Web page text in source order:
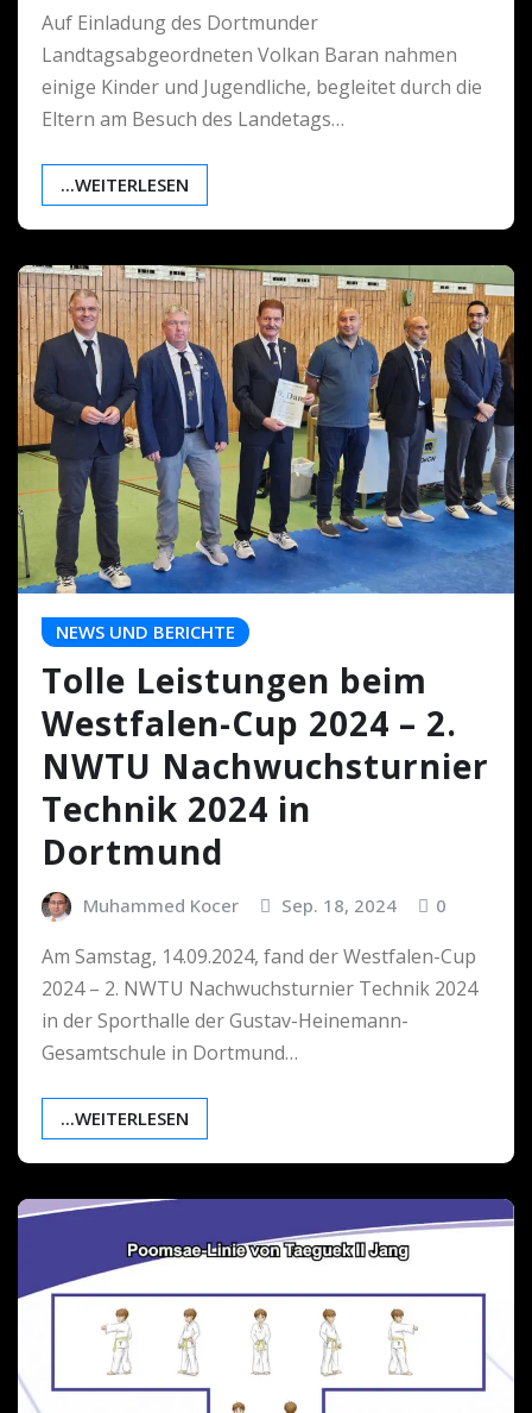
Auf Einladung des Dortmunder
Landtagsabgeordneten Volkan Baran nahmen
einige Kinder und Jugendliche, begleitet durch die
Eltern am Besuch des Landetags…
...WEITERLESEN
NEWS UND BERICHTE
Tolle Leistungen beim
Westfalen-Cup 2024 – 2.
NWTU Nachwuchsturnier
Technik 2024 in
Dortmund
Muhammed Kocer Sep. 18, 2024 0
Am Samstag, 14.09.2024, fand der Westfalen-Cup
2024 – 2. NWTU Nachwuchsturnier Technik 2024
in der Sporthalle der Gustav-Heinemann-
Gesamtschule in Dortmund…
...WEITERLESEN